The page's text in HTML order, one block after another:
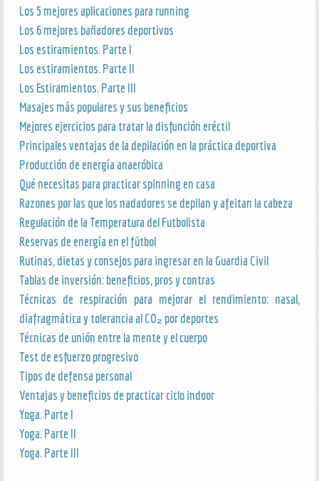
Los 5 mejores aplicaciones para running
Los 6 mejores bañadores deportivos
Los estiramientos. Parte I
Los estiramientos. Parte II
Los Estiramientos. Parte III
Masajes más populares y sus beneficios
Mejores ejercicios para tratar la disfunción eréctil
Principales ventajas de la depilación en la práctica deportiva
Producción de energía anaeróbica
Qué necesitas para practicar spinning en casa
Razones por las que los nadadores se depilan y afeitan la cabeza
Regulación de la Temperatura del Futbolista
Reservas de energía en el fútbol
Rutinas, dietas y consejos para ingresar en la Guardia Civil
Tablas de inversión: beneficios, pros y contras
Técnicas de respiración para mejorar el rendimiento: nasal,
diafragmática y tolerancia al CO₂ por deportes
Técnicas de unión entre la mente y el cuerpo
Test de esfuerzo progresivo
Tipos de defensa personal
Ventajas y beneficios de practicar ciclo indoor
Yoga. Parte I
Yoga. Parte II
Yoga. Parte III